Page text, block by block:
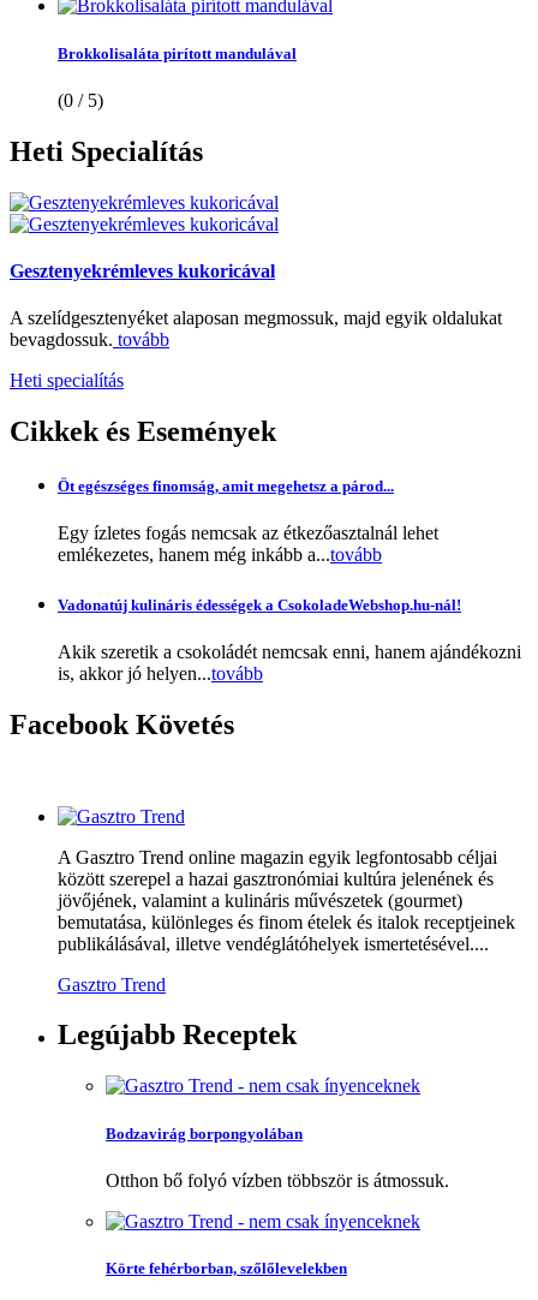
Brokkolisaláta pirított mandulával
(0 / 5)
Heti Specialítás
Gesztenyekrémleves kukoricával
A szelídgesztenyéket alaposan megmossuk, majd egyik oldalukat
bevagdossuk. tovább
Heti specialítás
Cikkek és Események
Öt egészséges finomság, amit megehetsz a párod...
Egy ízletes fogás nemcsak az étkezőasztalnál lehet
emlékezetes, hanem még inkább a...tovább
Vadonatúj kulináris édességek a CsokoladeWebshop.hu-nál!
Akik szeretik a csokoládét nemcsak enni, hanem ajándékozni
is, akkor jó helyen...tovább
Facebook Követés
A Gasztro Trend online magazin egyik legfontosabb céljai
között szerepel a hazai gasztronómiai kultúra jelenének és
jövőjének, valamint a kulináris művészetek (gourmet)
bemutatása, különleges és finom ételek és italok receptjeinek
publikálásával, illetve vendéglátóhelyek ismertetésével....
Gasztro Trend
Legújabb Receptek
Bodzavirág borpongyolában
Otthon bő folyó vízben többször is átmossuk.
Körte fehérborban, szőlőlevelekben